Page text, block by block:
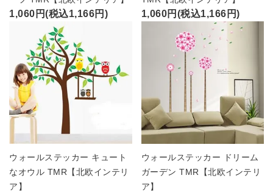
1,060円(税込1,166円) 1,060円(税込1,166円)
ウォールステッカー キュート
なオウル TMR【北欧インテリ
ア】
ウォールステッカー ドリーム
ガーデン TMR【北欧インテリ
ア】